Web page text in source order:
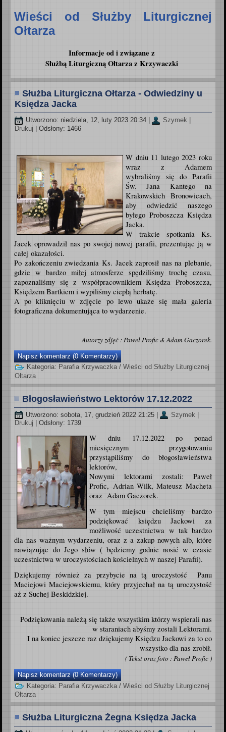
Wieści od Służby Liturgicznej
Ołtarza
Informacje od i związane z
Służbą Liturgiczną Ołtarza z Krzywaczki
Służba Liturgiczna Ołtarza - Odwiedziny u
Księdza Jacka
Utworzono: niedziela, 12, luty 2023 20:34 Szymek
Drukuj
| Odsłony: 1466
W dniu 11 lutego 2023 roku
wraz z Adamem
wybraliśmy się do Parafii
Św. Jana Kantego na
Krakowskich Bronowicach,
aby odwiedzić naszego
byłego Proboszcza Księdza
Jacka.
W trakcie spotkania Ks.
Jacek oprowadził nas po swojej nowej parafii, prezentując ją w
całej okazałości.
Po zakończeniu zwiedzania Ks. Jacek zaprosił nas na plebanie,
gdzie w bardzo miłej atmosferze spędziliśmy trochę czasu,
zapoznaliśmy się z współpracownikiem Księdza Proboszcza,
Księdzem Bartkiem i wypiliśmy ciepłą herbatę.
A po kliknięciu w zdjęcie po lewo ukaże się mała galeria
fotograficzna dokumentująca to wydarzenie.
Autorzy zdjęć : Paweł Profic & Adam Gaczorek.
Napisz komentarz (0 Komentarzy)
Kategoria: Parafia Krzywaczka/Wieści od Służby Liturgicznej
Ołtarza
Błogosławieństwo Lektorów 17.12.2022
Utworzono: sobota, 17, grudzień 2022 21:25 Szymek
Drukuj
| Odsłony: 1739
W dniu 17.12.2022 po ponad
miesięcznym przygotowaniu
przystąpiliśmy do błogosławieństwa
lektorów,
Nowymi lektorami zostali: Paweł
Profic, Adrian Wilk, Mateusz Macheta
oraz Adam Gaczorek.
W tym miejscu chcieliśmy bardzo
podziękować księdzu Jackowi za
możliwość uczestnictwa w tak bardzo
dla nas ważnym wydarzeniu, oraz z a zakup nowych alb, które
nawiązując do Jego słów ( będziemy godnie nosić w czasie
uczestnictwa w uroczystościach kościelnych w naszej Parafii).
Dziękujemy również za przybycie na tą uroczystość Panu
Maciejowi Maciejowskiemu, który przyjechał na tą uroczystość
aż z Suchej Beskidzkiej.
Podziękowania należą się także wszystkim którzy wspierali nas
w staraniach abyśmy zostali Lektorami.
I na koniec jeszcze raz dziękujemy Księdzu Jackowi za to co
wszystko dla nas zrobił.
( Tekst oraz foto : Paweł Profic )
Napisz komentarz (0 Komentarzy)
Kategoria: Parafia Krzywaczka/Wieści od Służby Liturgicznej
Ołtarza
Służba Liturgiczna Żegna Księdza Jacka